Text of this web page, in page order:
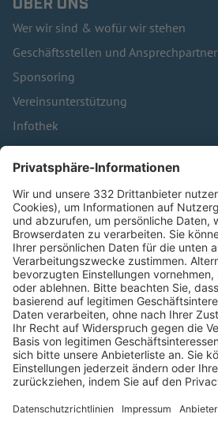
Wer wir sind & wofür wir stehen
Geschäftsstellen und Ansprechpartner
Sponsoring
Vereinsunterstützung
Infothek
Kontakt
HÄUFIG BESUCHTE SEITEN
Pässe und Vereinswechsel
Trainerausbildung
Schulungsangebot Vereinsmitarbeiter
BFV-Geschäftsstellen
Trainerbörse
Login SpielPlus
FOLGE DEM BFV